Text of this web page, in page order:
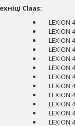
Claas:
LEXION
LEXION
LEXION
LEXION
LEXION
LEXION
LEXION
LEXION
LEXION
LEXION
LEXION
LEXION